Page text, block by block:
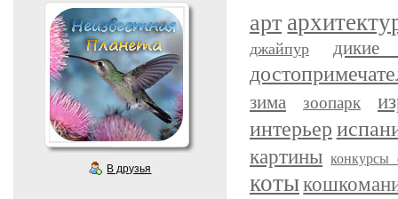
В друзья
арт
джайпур дикие
зима зоопарк
интерьер
картины конкурсы
коты